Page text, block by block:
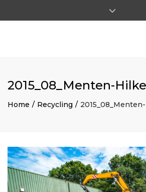
Close top
2015_08_Menten-
Home Recycling